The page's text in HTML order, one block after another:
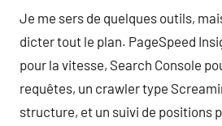
Je me sers de quelques outils,
dicter tout le plan. PageSpeed
pour la vitesse, Search Console
requêtes, un crawler type
structure, et un suivi de positions